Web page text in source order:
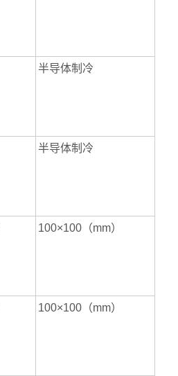
半导体制冷
半导体制冷
100×100（mm）
100×100（mm）